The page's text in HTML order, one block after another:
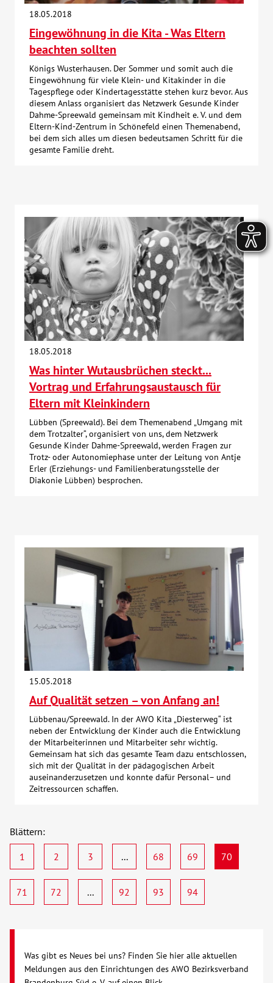
18.05.2018
Eingewöhnung in die Kita - Was Eltern
beachten sollten
Königs Wusterhausen. Der Sommer und somit auch die
Eingewöhnung für viele Klein- und Kitakinder in die
Tagespflege oder Kindertagesstätte stehen kurz bevor. Aus
diesem Anlass organisiert das Netzwerk Gesunde Kinder
Dahme-Spreewald gemeinsam mit Kindheit e. V. und dem
Eltern-Kind-Zentrum in Schönefeld einen Themenabend,
bei dem sich alles um diesen bedeutsamen Schritt für die
gesamte Familie dreht.
18.05.2018
Was hinter Wutausbrüchen steckt...
Vortrag und Erfahrungsaustausch für
Eltern mit Kleinkindern
Lübben (Spreewald). Bei dem Themenabend „Umgang mit
dem Trotzalter“, organisiert von uns, dem Netzwerk
Gesunde Kinder Dahme-Spreewald, werden Fragen zur
Trotz- oder Autonomiephase unter der Leitung von Antje
Erler (Erziehungs- und Familienberatungsstelle der
Diakonie Lübben) besprochen.
15.05.2018
Auf Qualität setzen – von Anfang an!
Lübbenau/Spreewald. In der AWO Kita „Diesterweg“ ist
neben der Entwicklung der Kinder auch die Entwicklung
der Mitarbeiterinnen und Mitarbeiter sehr wichtig.
Gemeinsam hat sich das gesamte Team dazu entschlossen,
sich mit der Qualität in der pädagogischen Arbeit
auseinanderzusetzen und konnte dafür Personal– und
Zeitressourcen schaffen.
Blättern:
1 2 3 ... 68 69 70
71 72 ... 92 93 94
Was gibt es Neues bei uns? Finden Sie hier alle aktuellen
Meldungen aus den Einrichtungen des AWO Bezirksverband